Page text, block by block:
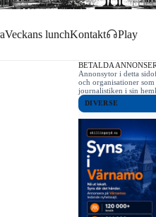
Veckans lunchKontakt Play
BETALDA ANNONSER
Annonsytor i detta
och organisationer
journalistiken i sin
DIVERSE